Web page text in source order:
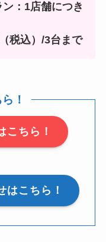
：1店舗につき
税込）/3台まで
！
こちら！
はこちら！